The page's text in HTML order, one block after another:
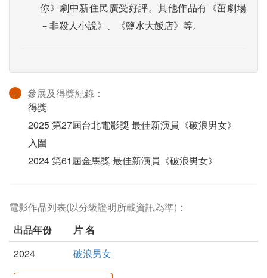
你》劇中新住民廣受好評。其他作品有《茁劇場
－非殺人小說》、《鹽水大飯店》等。
參展及得獎紀錄：
得獎
2025 第27屆台北電影獎 最佳新演員《破浪男女》
入圍
2024 第61屆金馬獎 最佳新演員《破浪男女》
電影作品列表(以分級證明所載資訊為準)：
出品年份
片 名
2024
破浪男女